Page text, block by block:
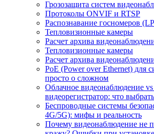
Грозозащита систем
Протоколы ONVIF и RTSP
Распознавание госномеров
Тепловизионные камеры
Расчет архива
Тепловизионные камеры
Расчет архива
PoE (Power over Ethernet) для
просто о сложном
Облачное видеонаблюдение
видеорегистратор: что
Беспроводные системы
4G/5G): мифы и реальность
Почему видеонаблюдение не